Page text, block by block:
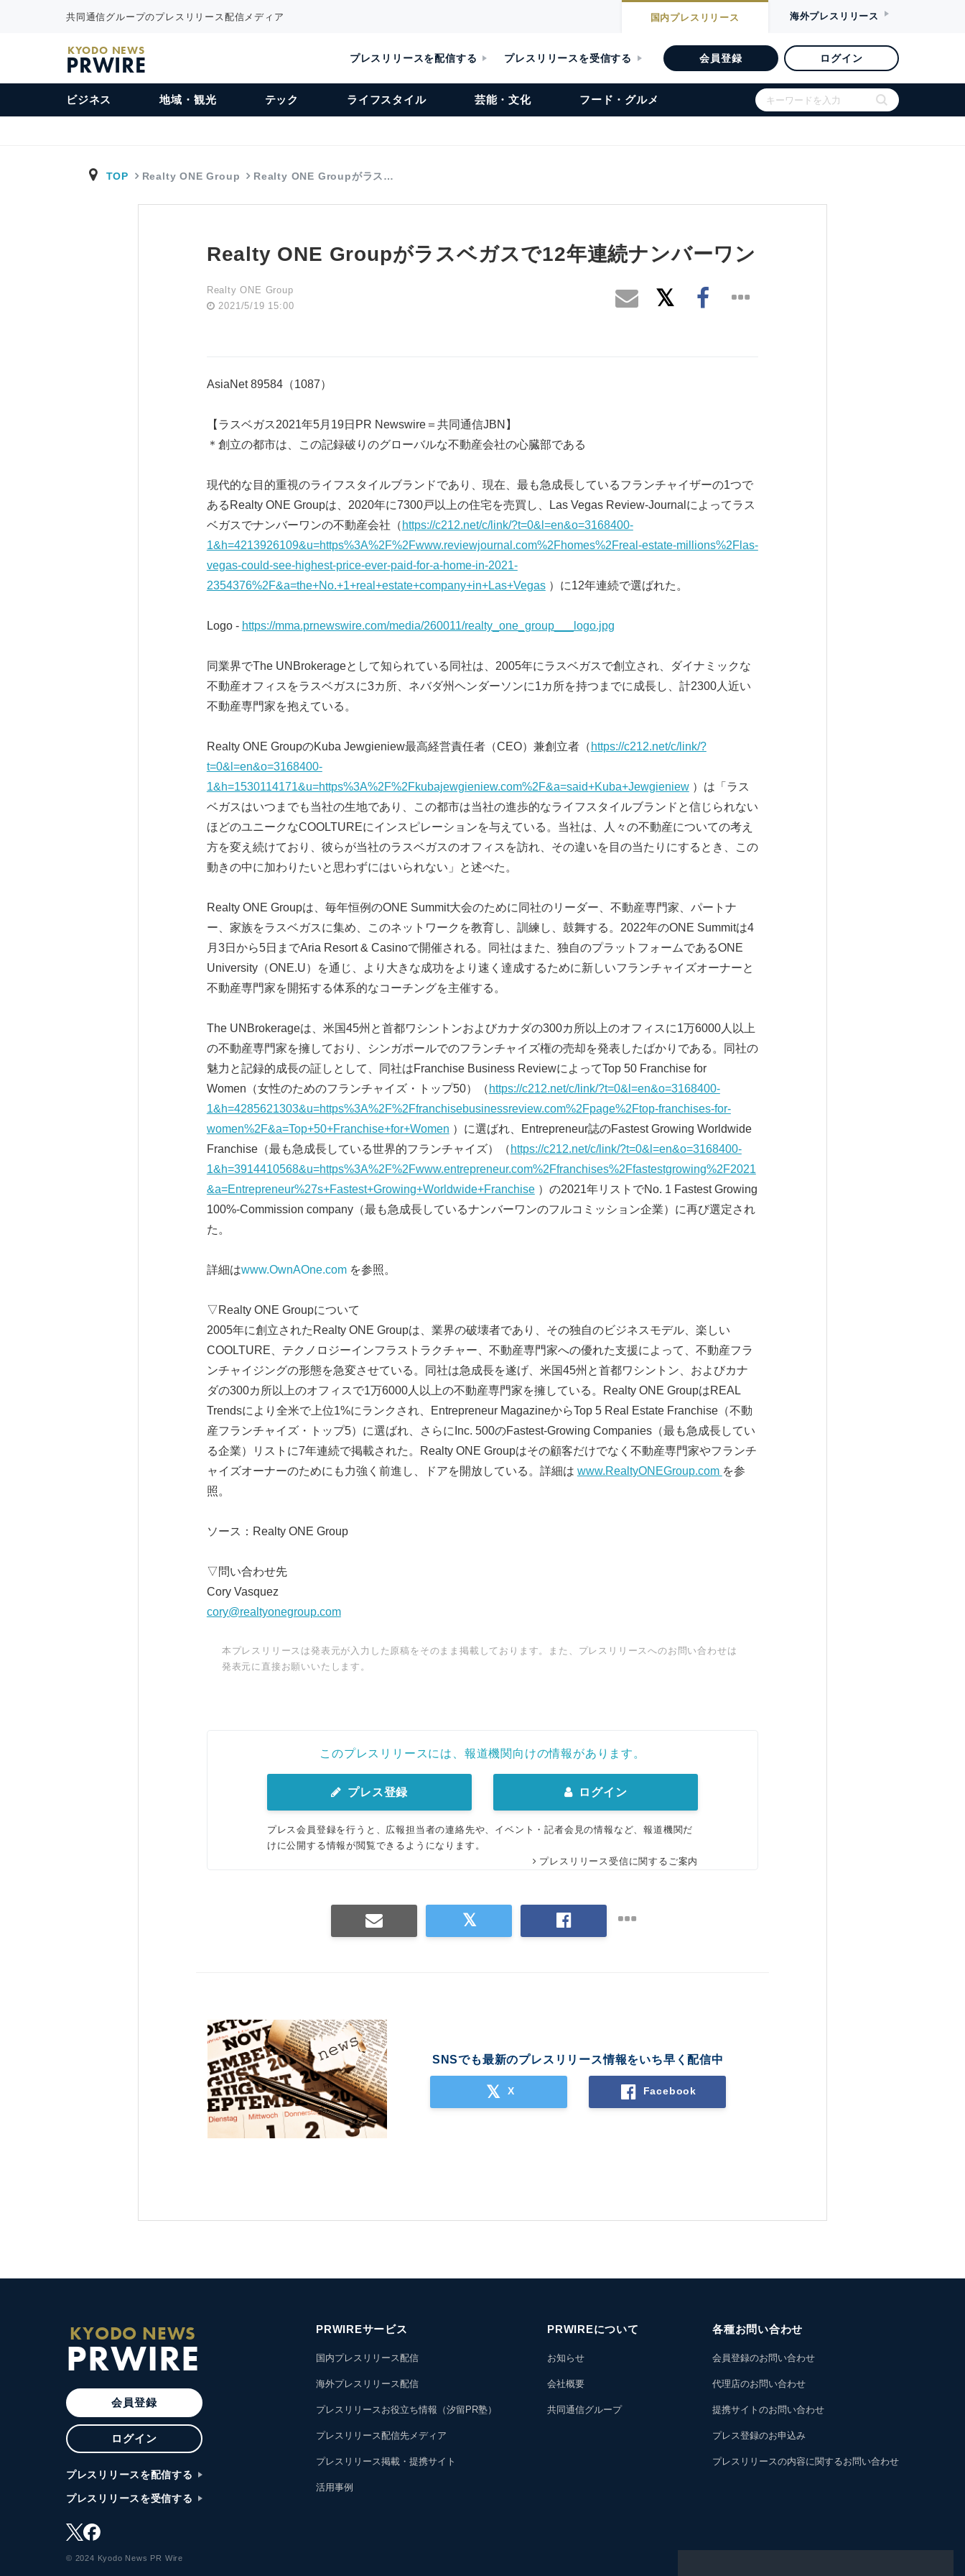
共同通信グループのプレスリリース配信メディア 国内プレスリリース 海外プレスリリース
KYODO NEWS
PRWIRE プレスリリースを配信する プレスリリースを受信する 会員登録 ログイン
ビジネス 地域・観光 テック ライフスタイル 芸能・文化 フード・グルメ
TOP Realty ONE Group Realty ONE Groupがラス…
Realty ONE Groupがラスベガスで12年連続ナンバーワン
Realty ONE Group
2021/5/19 15:00
AsiaNet 89584（1087）
【ラスベガス2021年5月19日PR Newswire＝共同通信JBN】
＊創立の都市は、この記録破りのグローバルな不動産会社の心臓部である
現代的な目的重視のライフスタイルブランドであり、現在、最も急成長しているフランチャイザーの1つで
あるRealty ONE Groupは、2020年に7300戸以上の住宅を売買し、Las Vegas Review-Journalによってラス
ベガスでナンバーワンの不動産会社（ https://c212.net/c/link/?t=0&l=en&o=3168400-
1&h=4213926109&u=https%3A%2F%2Fwww.reviewjournal.com%2Fhomes%2Freal-estate-millions%2Flas-
vegas-could-see-highest-price-ever-paid-for-a-home-in-2021-
2354376%2F&a=the+No.+1+real+estate+company+in+Las+Vegas）に12年連続で選ばれた。
Logo - https://mma.prnewswire.com/media/260011/realty_one_group___logo.jpg
同業界でThe UNBrokerageとして知られている同社は、2005年にラスベガスで創立され、ダイナミックな
不動産オフィスをラスベガスに3カ所、ネバダ州ヘンダーソンに1カ所を持つまでに成長し、計2300人近い
不動産専門家を抱えている。
Realty ONE GroupのKuba Jewgieniew最高経営責任者（CEO）兼創立者（ https://c212.net/c/link/?
t=0&l=en&o=3168400-
1&h=1530114171&u=https%3A%2F%2Fkubajewgieniew.com%2F&a=said+Kuba+Jewgieniew）は「ラス
ベガスはいつまでも当社の生地であり、この都市は当社の進歩的なライフスタイルブランドと信じられない
ほどのユニークなCOOLTUREにインスピレーションを与えている。当社は、人々の不動産についての考え
方を変え続けており、彼らが当社のラスベガスのオフィスを訪れ、その違いを目の当たりにするとき、この
動きの中に加わりたいと思わずにはいられない」と述べた。
Realty ONE Groupは、毎年恒例のONE Summit大会のために同社のリーダー、不動産専門家、パートナ
ー、家族をラスベガスに集め、このネットワークを教育し、訓練し、鼓舞する。2022年のONE Summitは4
月3日から5日までAria Resort & Casinoで開催される。同社はまた、独自のプラットフォームであるONE
University（ONE.U）を通じ、より大きな成功をより速く達成するために新しいフランチャイズオーナーと
不動産専門家を開拓する体系的なコーチングを主催する。
The UNBrokerageは、米国45州と首都ワシントンおよびカナダの300カ所以上のオフィスに1万6000人以上
の不動産専門家を擁しており、シンガポールでのフランチャイズ権の売却を発表したばかりである。同社の
魅力と記録的成長の証しとして、同社はFranchise Business ReviewによってTop 50 Franchise for
Women（女性のためのフランチャイズ・トップ50）（ https://c212.net/c/link/?t=0&l=en&o=3168400-
1&h=4285621303&u=https%3A%2F%2Ffranchisebusinessreview.com%2Fpage%2Ftop-franchises-for-
women%2F&a=Top+50+Franchise+for+Women ）に選ばれ、Entrepreneur誌のFastest Growing Worldwide
Franchise（最も急成長している世界的フランチャイズ）（ https://c212.net/c/link/?t=0&l=en&o=3168400-
1&h=3914410568&u=https%3A%2F%2Fwww.entrepreneur.com%2Ffranchises%2Ffastestgrowing%2F2021
&a=Entrepreneur%27s+Fastest+Growing+Worldwide+Franchise）の2021年リストでNo. 1 Fastest Growing
100%-Commission company（最も急成長しているナンバーワンのフルコミッション企業）に再び選定され
た。
詳細はwww.OwnAOne.comを参照。
▽Realty ONE Groupについて
2005年に創立されたRealty ONE Groupは、業界の破壊者であり、その独自のビジネスモデル、楽しい
COOLTURE、テクノロジーインフラストラクチャー、不動産専門家への優れた支援によって、不動産フラ
ンチャイジングの形態を急変させている。同社は急成長を遂げ、米国45州と首都ワシントン、およびカナ
ダの300カ所以上のオフィスで1万6000人以上の不動産専門家を擁している。Realty ONE GroupはREAL
Trendsにより全米で上位1%にランクされ、Entrepreneur MagazineからTop 5 Real Estate Franchise（不動
産フランチャイズ・トップ5）に選ばれ、さらにInc. 500のFastest-Growing Companies（最も急成長してい
る企業）リストに7年連続で掲載された。Realty ONE Groupはその顧客だけでなく不動産専門家やフランチ
ャイズオーナーのためにも力強く前進し、ドアを開放している。詳細は www.RealtyONEGroup.com を参
照。
ソース：Realty ONE Group
▽問い合わせ先
Cory Vasquez
cory@realtyonegroup.com
本プレスリリースは発表元が入力した原稿をそのまま掲載しております。また、プレスリリースへのお問い合わせは
発表元に直接お願いいたします。
このプレスリリースには、報道機関向けの情報があります。
プレス登録 ログイン
プレス会員登録を行うと、広報担当者の連絡先や、イベント・記者会見の情報など、報道機関だ
けに公開する情報が閲覧できるようになります。
プレスリリース受信に関するご案内
SNSでも最新のプレスリリース情報をいち早く配信中
X Facebook
KYODO NEWS
PRWIRE
会員登録
ログイン
プレスリリースを配信する
プレスリリースを受信する
© 2024 Kyodo News PR Wire
PRWIREサービス
国内プレスリリース配信
海外プレスリリース配信
プレスリリースお役立ち情報（汐留PR塾）
プレスリリース配信先メディア
プレスリリース掲載・提携サイト
活用事例
PRWIREについて
お知らせ
会社概要
共同通信グループ
各種お問い合わせ
会員登録のお問い合わせ
代理店のお問い合わせ
提携サイトのお問い合わせ
プレス登録のお申込み
プレスリリースの内容に関するお問い合わせ
English